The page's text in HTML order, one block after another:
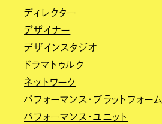
ディレクター
デザイナー
デザインスタジオ
ドラマトゥルク
ネットワーク
パフォーマンス・プラットフォーム
パフォーマンス・ユニット